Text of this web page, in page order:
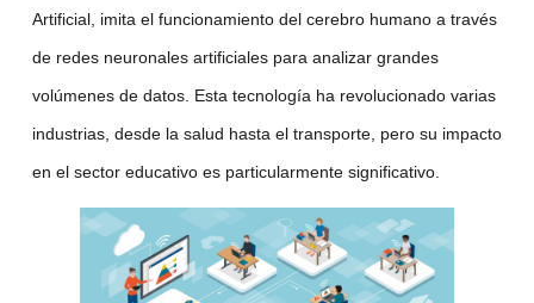
Artificial, imita el funcionamiento del cerebro humano a través
de redes neuronales artificiales para analizar grandes
volúmenes de datos. Esta tecnología ha revolucionado varias
industrias, desde la salud hasta el transporte, pero su impacto
en el sector educativo es particularmente significativo.